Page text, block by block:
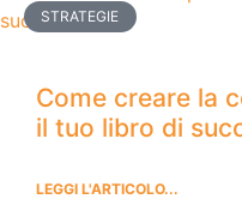
STRATEGIE
Come creare la
il tuo libro di
LEGGI L'ARTICOLO...